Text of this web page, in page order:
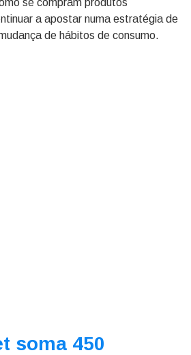
se compram produtos
a apostar numa estratégia de
de hábitos de consumo.
soma 450